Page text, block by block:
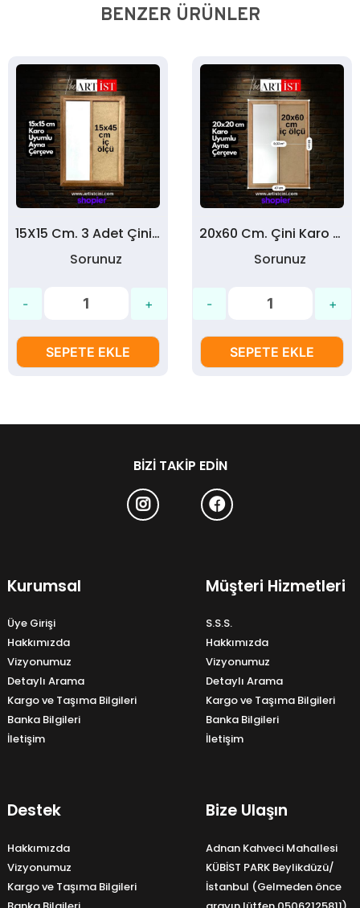
BENZER ÜRÜNLER
15X15 Cm. 3 Adet Çini Karo uyumlu Dikdörtgen Ahşap Ayna Çerçevesi
Sorunuz
SEPETE EKLE
20x60 Cm. Çini Karo Uyumlu Dikdörtgen Ahşap Ayna Çerçevesi
Sorunuz
SEPETE EKLE
BIZI TAKIP EDIN
Kurumsal
Üye Girişi
Hakkımızda
Vizyonumuz
Detaylı Arama
Kargo ve Taşıma Bilgileri
Banka Bilgileri
İletişim
Müşteri Hizmetleri
S.S.S.
Hakkımızda
Vizyonumuz
Detaylı Arama
Kargo ve Taşıma Bilgileri
Banka Bilgileri
İletişim
Destek
Hakkımızda
Vizyonumuz
Kargo ve Taşıma Bilgileri
Bize Ulaşın
Adnan Kahveci Mahallesi
KÜBİST PARK Beylikdüzü/
İstanbul (Gelmeden önce